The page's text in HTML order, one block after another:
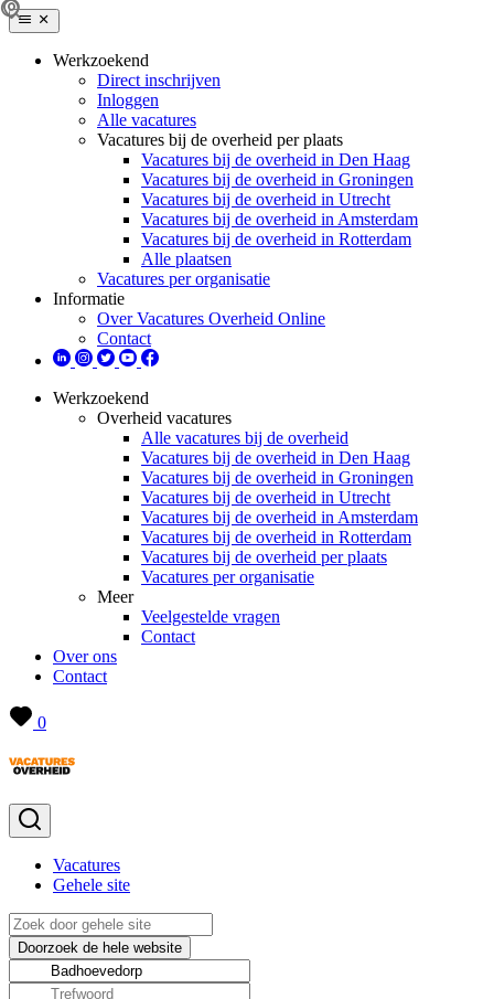
Werkzoekend
Direct inschrijven
Inloggen
Alle vacatures
Vacatures bij de overheid per plaats
Vacatures bij de overheid in Den Haag
Vacatures bij de overheid in Groningen
Vacatures bij de overheid in Utrecht
Vacatures bij de overheid in Amsterdam
Vacatures bij de overheid in Rotterdam
Alle plaatsen
Vacatures per organisatie
Informatie
Over Vacatures Overheid Online
Contact
Werkzoekend
Overheid vacatures
Alle vacatures bij de overheid
Vacatures bij de overheid in Den Haag
Vacatures bij de overheid in Groningen
Vacatures bij de overheid in Utrecht
Vacatures bij de overheid in Amsterdam
Vacatures bij de overheid in Rotterdam
Vacatures bij de overheid per plaats
Vacatures per organisatie
Meer
Veelgestelde vragen
Contact
Over ons
Contact
0
Vacatures
Gehele site